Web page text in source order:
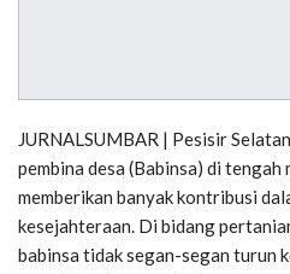
JURNALSUMBAR | Pesisir
pembina desa (Babinsa) di
memberikan banyak kontribusi
kesejahteraan. Di bidang
babinsa tidak segan-segan turun